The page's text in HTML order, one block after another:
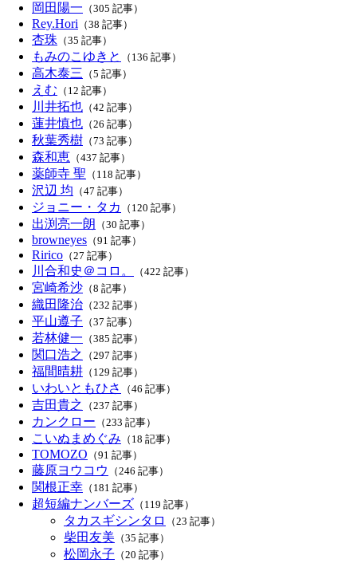
岡田陽一 （305 記事）
Rey.Hori （38 記事）
杏珠 （35 記事）
もみのこゆきと （136 記事）
高木泰三 （5 記事）
えむ （12 記事）
川井拓也 （42 記事）
蓮井慎也 （26 記事）
秋葉秀樹 （73 記事）
森和恵 （437 記事）
薬師寺 聖 （118 記事）
沢辺 均 （47 記事）
ジョニー・タカ （120 記事）
出渕亮一朗 （30 記事）
browneyes （91 記事）
Ririco （27 記事）
川合和史＠コロ。 （422 記事）
宮崎希沙 （8 記事）
織田隆治 （232 記事）
平山遵子 （37 記事）
若林健一 （385 記事）
関口浩之 （297 記事）
福間晴耕 （129 記事）
いわいともひさ （46 記事）
吉田貴之 （237 記事）
カンクロー （233 記事）
こいぬまめぐみ （18 記事）
TOMOZO （91 記事）
藤原ヨウコウ （246 記事）
関根正幸 （181 記事）
超短編ナンバーズ （119 記事）
タカスギシンタロ （23 記事）
柴田友美 （35 記事）
松岡永子 （20 記事）